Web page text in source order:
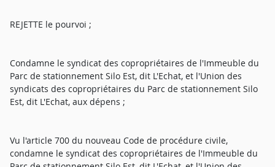
REJETTE le pourvoi ;
Condamne le syndicat des copropriétaires de l'Immeuble du
Parc de stationnement Silo Est, dit L'Echat, et l'Union des
syndicats des copropriétaires du Parc de stationnement Silo
Est, dit L'Echat, aux dépens ;
Vu l'article 700 du nouveau Code de procédure civile,
condamne le syndicat des copropriétaires de l'Immeuble du